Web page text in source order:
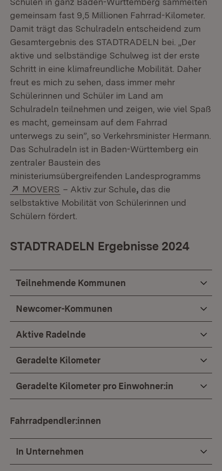
gemeinsam fast 9,5 Millionen Fahrrad-Kilometer.
Damit trägt das Schulradeln entscheidend zum
Gesamtergebnis des STADTRADELN bei. „Der
aktive und selbständige Schulweg ist der erste
Schritt in eine klimafreundliche Mobilität. Daher
freut es mich zu sehen, dass immer mehr
Schülerinnen und Schüler im Land am
Schulradeln teilnehmen und zeigen, wie viel Spaß
es macht, gemeinsam auf dem Fahrrad
unterwegs zu sein”, so Verkehrsminister Hermann.
Das Schulradeln ist in Baden-Württemberg ein
zentraler Baustein des
ministeriumsübergreifenden Landesprogramms
Extern:
MOVERS (Öffnet in neuem Fenster)
– Aktiv zur Schule, das die
selbstaktive Mobilität von Schülerinnen und
Schülern fördert.
STADTRADELN Ergebnisse 2024
Teilnehmende Kommunen
Newcomer-Kommunen
Aktive Radelnde
Geradelte Kilometer
Geradelte Kilometer pro Einwohner:in
Fahrradpendler:innen
In Unternehmen